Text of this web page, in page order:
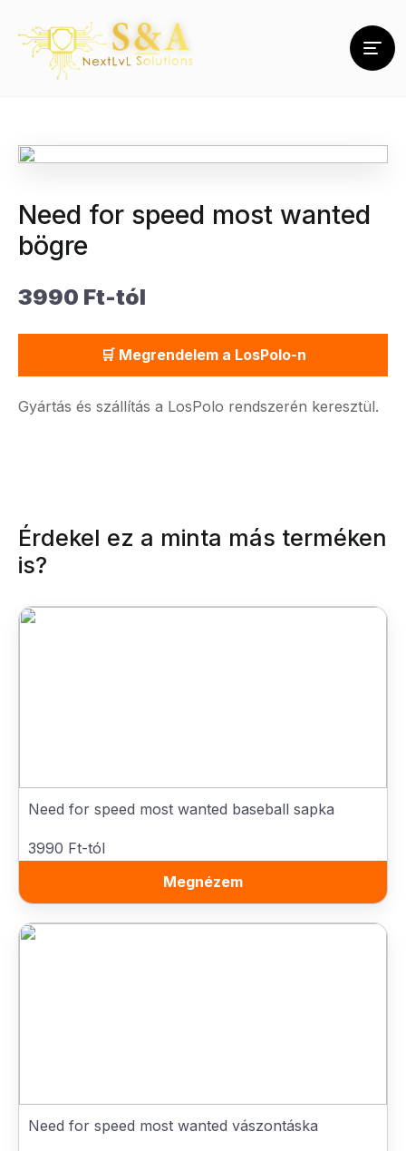
Need for speed most wanted
bögre
3990 Ft-tól
🛒 Megrendelem a LosPolo-n
Gyártás és szállítás a LosPolo rendszerén keresztül.
Érdekel ez a minta más terméken
is?
Need for speed most wanted baseball sapka
3990 Ft-tól
Megnézem
Need for speed most wanted vászontáska